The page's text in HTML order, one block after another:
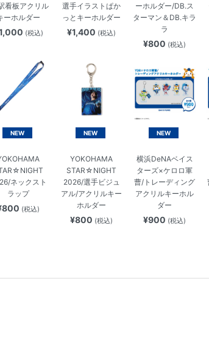
看板アクリル
ーホルダー
(税込)
選手イラストぱか
っとキーホルダー
¥1,400 (税込)
ーホルダー/DB.ス
ターマン＆DB.キラ
ラ
¥800 (税込)
NEW
ネックスト
ラップ
(税込)
NEW
YOKOHAMA
STAR☆NIGHT
2026/選手ビジュ
アル/アクリルキー
ホルダー
¥800 (税込)
NEW
横浜DeNAベイス
ターズ×ケロロ軍
曹/トレーディング
アクリルキーホル
ダー
¥900 (税込)